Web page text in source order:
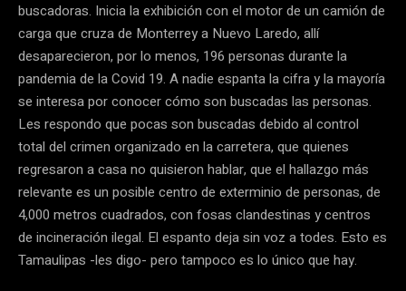
buscadoras. Inicia la exhibición con el motor de un camión de
carga que cruza de Monterrey a Nuevo Laredo, allí
desaparecieron, por lo menos, 196 personas durante la
pandemia de la Covid 19. A nadie espanta la cifra y la mayoría
se interesa por conocer cómo son buscadas las personas.
Les respondo que pocas son buscadas debido al control
total del crimen organizado en la carretera, que quienes
regresaron a casa no quisieron hablar, que el hallazgo más
relevante es un posible centro de exterminio de personas, de
4,000 metros cuadrados, con fosas clandestinas y centros
de incineración ilegal. El espanto deja sin voz a todes. Esto es
Tamaulipas -les digo- pero tampoco es lo único que hay.